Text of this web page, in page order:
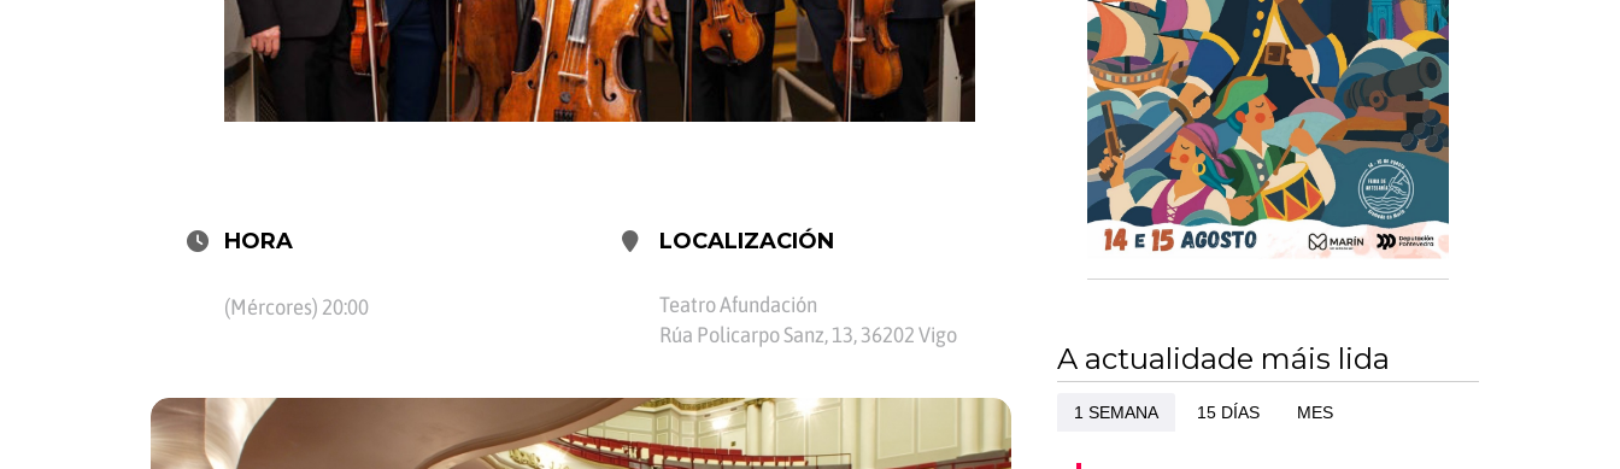
HORA
(Mércores) 20:00
LOCALIZACIÓN
Teatro Afundación
Rúa Policarpo Sanz, 13, 36202 Vigo
A actualidade máis lida
1 SEMANA 15 DÍAS MES